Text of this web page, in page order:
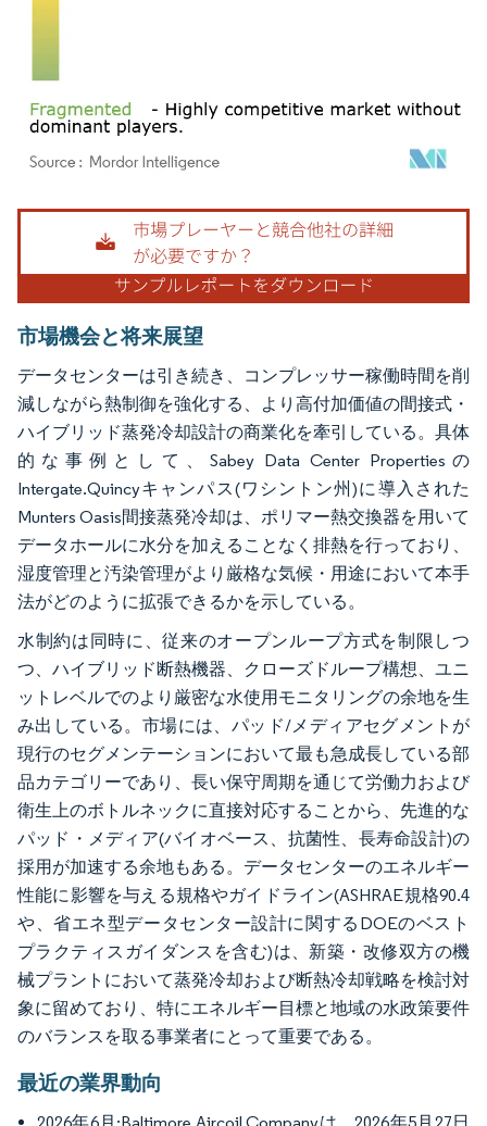
画像 © Mordor Intelligence。再利用にはCC BY 4.0の表示が必要です。
市場機会と将来展望
データセンターは引き続き、コンプレッサー稼働時間を削
減しながら熱制御を強化する、より高付加価値の間接式・
ハイブリッド蒸発冷却設計の商業化を牽引している。具体
的な事例として、Sabey Data Center Propertiesの
Intergate.Quincyキャンパス(ワシントン州)に導入された
Munters Oasis間接蒸発冷却は、ポリマー熱交換器を用いて
データホールに水分を加えることなく排熱を行っており、
湿度管理と汚染管理がより厳格な気候・用途において本手
法がどのように拡張できるかを示している。
水制約は同時に、従来のオープンループ方式を制限しつ
つ、ハイブリッド断熱機器、クローズドループ構想、ユニ
ットレベルでのより厳密な水使用モニタリングの余地を生
み出している。市場には、パッド/メディアセグメントが
現行のセグメンテーションにおいて最も急成長している部
品カテゴリーであり、長い保守周期を通じて労働力および
衛生上のボトルネックに直接対応することから、先進的な
パッド・メディア(バイオベース、抗菌性、長寿命設計)の
採用が加速する余地もある。データセンターのエネルギー
性能に影響を与える規格やガイドライン(ASHRAE規格90.4
や、省エネ型データセンター設計に関するDOEのベスト
プラクティスガイダンスを含む)は、新築・改修双方の機
械プラントにおいて蒸発冷却および断熱冷却戦略を検討対
象に留めており、特にエネルギー目標と地域の水政策要件
のバランスを取る事業者にとって重要である。
最近の業界動向